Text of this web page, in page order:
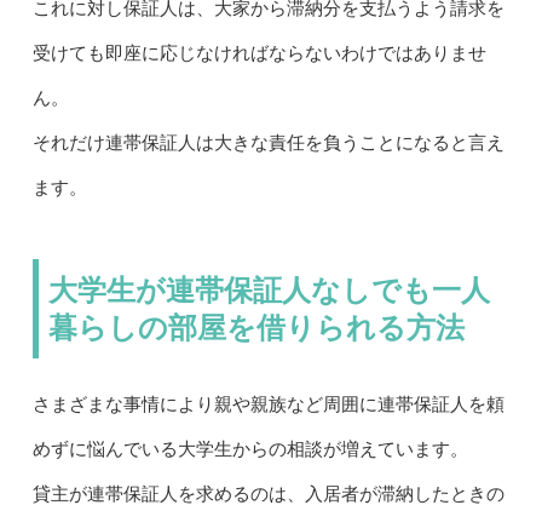
これに対し保証人は、大家から滞納分を支払うよう請求を
受けても即座に応じなければならないわけではありませ
ん。
それだけ連帯保証人は大きな責任を負うことになると言え
ます。
大学生が連帯保証人なしでも一人
暮らしの部屋を借りられる方法
さまざまな事情により親や親族など周囲に連帯保証人を頼
めずに悩んでいる大学生からの相談が増えています。
貸主が連帯保証人を求めるのは、入居者が滞納したときの